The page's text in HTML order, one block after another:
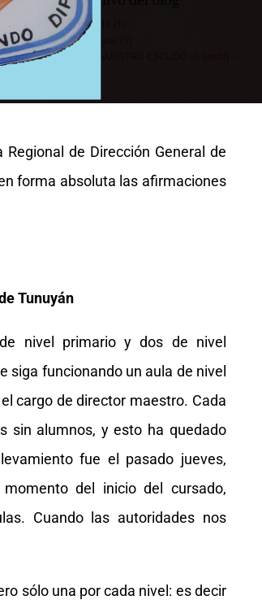
de Dirección General de
forma absoluta las afirmaciones
Tunuyán
nivel primario y dos de nivel
siga funcionando un aula de nivel
cargo de director maestro. Cada
sin alumnos, y esto ha quedado
fue el pasado jueves,
del inicio del cursado,
Cuando las autoridades nos
sólo una por cada nivel: es decir